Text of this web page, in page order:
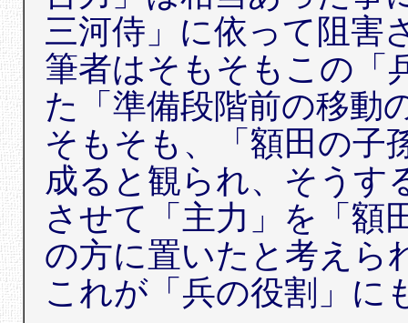
三河侍」に依って阻害
筆者はそもそもこの「
た「準備段階前の移動
そもそも、「額田の子
成ると観られ、そうす
させて「主力」を「額
の方に置いたと考えら
これが「兵の役割」に